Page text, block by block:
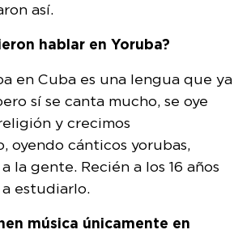
así.
hablar en Yoruba?
en Cuba es una lengua que ya
sí se canta mucho, se oye
y crecimos
oyendo cánticos yorubas,
la gente. Recién a los 16 años
estudiarlo.
música únicamente en